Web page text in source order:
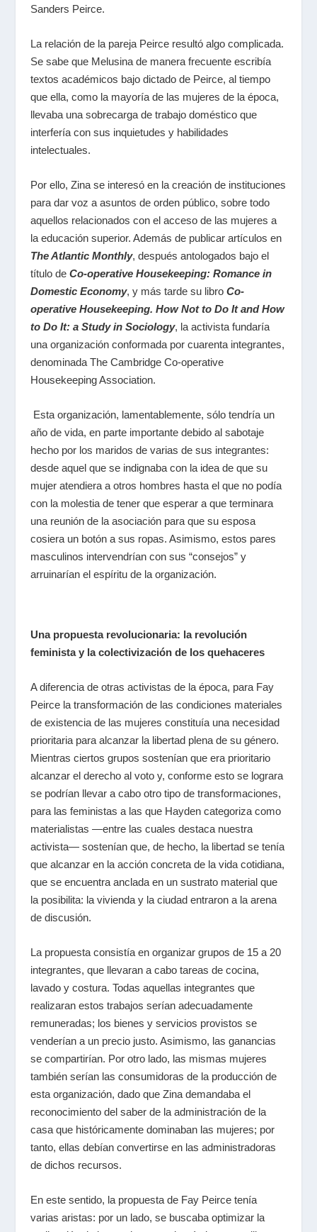
Sanders Peirce.
La relación de la pareja Peirce resultó algo complicada.
Se sabe que Melusina de manera frecuente escribía
textos académicos bajo dictado de Peirce, al tiempo
que ella, como la mayoría de las mujeres de la época,
llevaba una sobrecarga de trabajo doméstico que
interfería con sus inquietudes y habilidades
intelectuales.
Por ello, Zina se interesó en la creación de instituciones
para dar voz a asuntos de orden público, sobre todo
aquellos relacionados con el acceso de las mujeres a
la educación superior. Además de publicar artículos en
The Atlantic Monthly, después antologados bajo el
título de Co-operative Housekeeping: Romance in
Domestic Economy, y más tarde su libro Co-
operative Housekeeping. How Not to Do It and How
to Do It: a Study in Sociology, la activista fundaría
una organización conformada por cuarenta integrantes,
denominada The Cambridge Co-operative
Housekeeping Association.
Esta organización, lamentablemente, sólo tendría un
año de vida, en parte importante debido al sabotaje
hecho por los maridos de varias de sus integrantes:
desde aquel que se indignaba con la idea de que su
mujer atendiera a otros hombres hasta el que no podía
con la molestia de tener que esperar a que terminara
una reunión de la asociación para que su esposa
cosiera un botón a sus ropas. Asimismo, estos pares
masculinos intervendrían con sus “consejos” y
arruinarían el espíritu de la organización.
Una propuesta revolucionaria: la revolución
feminista y la colectivización de los quehaceres
A diferencia de otras activistas de la época, para Fay
Peirce la transformación de las condiciones materiales
de existencia de las mujeres constituía una necesidad
prioritaria para alcanzar la libertad plena de su género.
Mientras ciertos grupos sostenían que era prioritario
alcanzar el derecho al voto y, conforme esto se lograra
se podrían llevar a cabo otro tipo de transformaciones,
para las feministas a las que Hayden categoriza como
materialistas ―entre las cuales destaca nuestra
activista― sostenían que, de hecho, la libertad se tenía
que alcanzar en la acción concreta de la vida cotidiana,
que se encuentra anclada en un sustrato material que
la posibilita: la vivienda y la ciudad entraron a la arena
de discusión.
La propuesta consistía en organizar grupos de 15 a 20
integrantes, que llevaran a cabo tareas de cocina,
lavado y costura. Todas aquellas integrantes que
realizaran estos trabajos serían adecuadamente
remuneradas; los bienes y servicios provistos se
venderían a un precio justo. Asimismo, las ganancias
se compartirían. Por otro lado, las mismas mujeres
también serían las consumidoras de la producción de
esta organización, dado que Zina demandaba el
reconocimiento del saber de la administración de la
casa que históricamente dominaban las mujeres; por
tanto, ellas debían convertirse en las administradoras
de dichos recursos.
En este sentido, la propuesta de Fay Peirce tenía
varias aristas: por un lado, se buscaba optimizar la